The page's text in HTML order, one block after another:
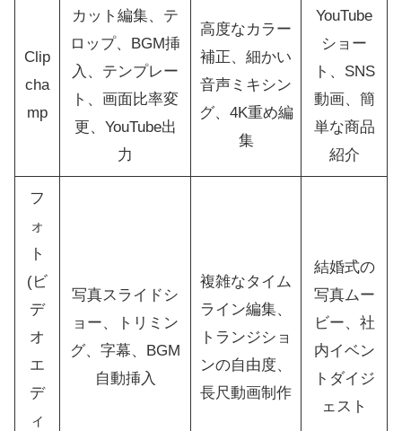
Clip
cha
mp
カット編集、テ
ロップ、BGM挿
入、テンプレー
ト、画面比率変
更、YouTube出
力
高度なカラー
補正、細かい
音声ミキシン
グ、4K重め編
集
YouTube
ショー
ト、SNS
動画、簡
単な商品
紹介
フ
ォ
ト
(ビ
デ
オ
エ
デ
ィ
写真スライドシ
ョー、トリミン
グ、字幕、BGM
自動挿入
複雑なタイム
ライン編集、
トランジショ
ンの自由度、
長尺動画制作
結婚式の
写真ムー
ビー、社
内イベン
トダイジ
ェスト